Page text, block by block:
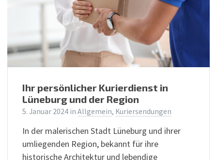
Ihr persönlicher Kurierdienst in
Lüneburg und der Region
5. Januar 2024 in Allgemein, Kuriersendungen
In der malerischen Stadt Lüneburg und ihrer
umliegenden Region, bekannt für ihre
historische Architektur und lebendige